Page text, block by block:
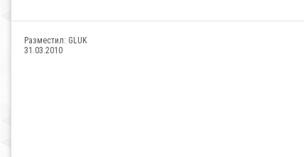
Разместил: GLUK
31.03.2010